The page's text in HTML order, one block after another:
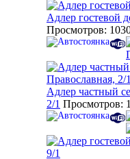
Адлер гостевой
Просмотров:
Адлер частный
2/1 Просмотров: